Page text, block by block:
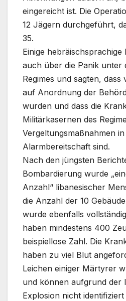
eingereicht ist. Die
12 Jägern durchgeführt,
35.
Einige
auch über die Panik unter
Regimes und sagten,
auf Anordnung der
wurden und dass die
Militärkasernen des
Vergeltungsmaßnahmen
Alarmbereitschaft sind.
Nach den jüngsten
Bombardierung wurde
Anzahl“ libanesischer
die Anzahl der 10
wurde ebenfalls
haben mindestens 400
beispiellose Zahl. Die
haben zu viel Blut
Leichen einiger Märtyrer
und können aufgrund der
Explosion nicht